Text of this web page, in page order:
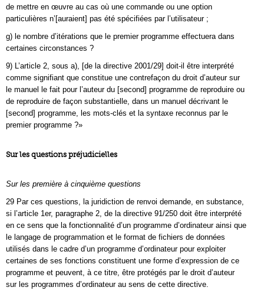
de mettre en œuvre au cas où une commande ou une option
particulières n’[auraient] pas été spécifiées par l’utilisateur ;
g) le nombre d’itérations que le premier programme effectuera dans
certaines circonstances ?
9) L’article 2, sous a), [de la directive 2001/29] doit-il être interprété
comme signifiant que constitue une contrefaçon du droit d’auteur sur
le manuel le fait pour l’auteur du [second] programme de reproduire ou
de reproduire de façon substantielle, dans un manuel décrivant le
[second] programme, les mots-clés et la syntaxe reconnus par le
premier programme ?»
Sur les questions préjudicielles
Sur les première à cinquième questions
29 Par ces questions, la juridiction de renvoi demande, en substance,
si l’article 1er, paragraphe 2, de la directive 91/250 doit être interprété
en ce sens que la fonctionnalité d’un programme d’ordinateur ainsi que
le langage de programmation et le format de fichiers de données
utilisés dans le cadre d’un programme d’ordinateur pour exploiter
certaines de ses fonctions constituent une forme d’expression de ce
programme et peuvent, à ce titre, être protégés par le droit d’auteur
sur les programmes d’ordinateur au sens de cette directive.